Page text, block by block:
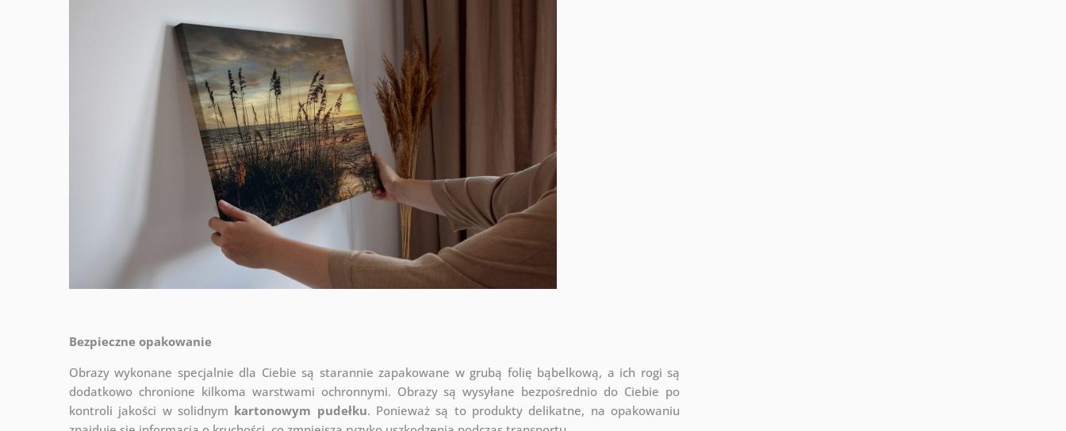
Bezpieczne opakowanie
Obrazy wykonane specjalnie dla Ciebie są starannie zapakowane w grubą folię bąbelkową, a ich rogi są
dodatkowo chronione kilkoma warstwami ochronnymi. Obrazy są wysyłane bezpośrednio do Ciebie po
kontroli jakości w solidnym kartonowym pudełku. Ponieważ są to produkty delikatne, na opakowaniu